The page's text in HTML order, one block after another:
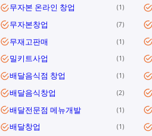
무자본 온라인 창업 1
무자본창업 7
무재고판매 1
밀키트사업 1
배달음식점 창업 1
배달음식창업 2
배달전문점 메뉴개발 1
배달창업 1